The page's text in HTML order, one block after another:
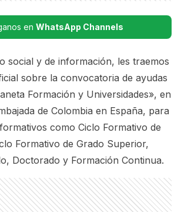
en WhatsApp Channels
social y de información, les traemos
sobre la convocatoria de ayudas
Formación y Universidades», en
de Colombia en España, para
como Ciclo Formativo de
Formativo de Grado Superior,
Doctorado y Formación Continua.